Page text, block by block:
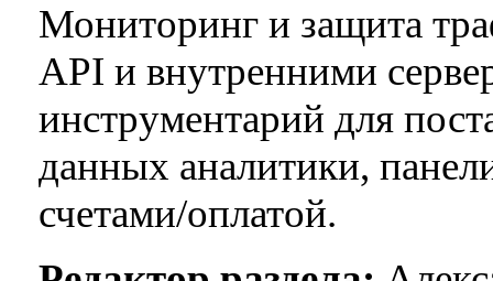
Мониторинг и защита
API и внутренними
инструментарий для
данных аналитики,
счетами/оплатой.